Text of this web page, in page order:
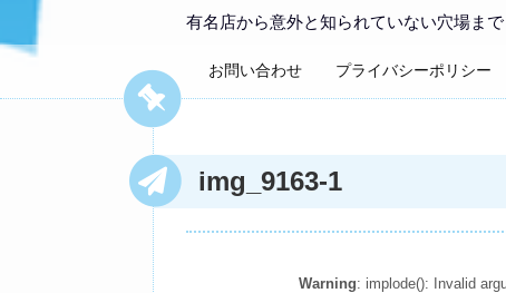
有名店から意外と知られていない穴場ま
お問い合わせ プライバシーポリシー
img_9163-1
Warning: implode(): Invalid